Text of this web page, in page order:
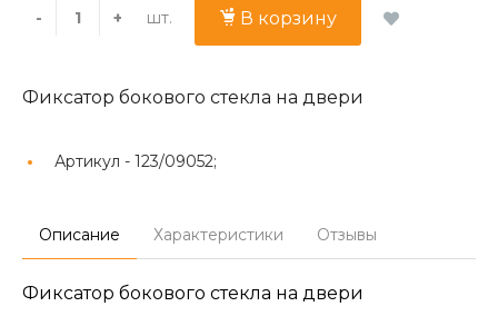
- + шт. В корзину
Фиксатор бокового стекла на двери
Артикул - 123/09052;
Описание Характеристики Отзывы
Фиксатор бокового стекла на двери